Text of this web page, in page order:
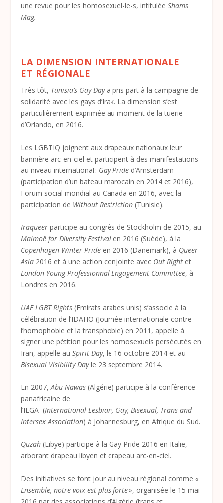
une revue pour les homosexuel-le-s, intituléeShams
Mag.
LA DIMENSION INTERNATIONALE
ET RÉGIONALE
Très tôt, Tunisia’s Gay Daya pris part à la campagne de
solidarité avec les gays d’Irak. La dimension s’est
particulièrement exprimée au moment de la tuerie
d’Orlando, en 2016.
Les LGBTIQ joignent aux drapeaux nationaux leur
bannière arc-en-ciel et participent à des manifestations
au niveau international : Gay Pride d’Amsterdam
(participation d’un bateau marocain en 2014 et 2016),
Forum social mondial au Canada en 2016, avec la
participation de Without Restriction(Tunisie).
Iraqueer participe au congrès de Stockholm de 2015, au
Malmoë for Diversity Festival en 2016 (Suède), à la
Copenhagen Winter Pride en 2016 (Danemark), à Queer
Asia 2016 et à une action conjointe avec Out Right et
London Young Professionnal Engagement Committee, à
Londres en 2016.
UAE LGBT Rights (Emirats arabes unis) s’associe à la
célébration de l’IDAHO (Journée internationale contre
l’homophobie et la transphobie) en 2011, appelle à
signer une pétition pour les homosexuels persécutés en
Iran, appelle auSpirit Day, le 16 octobre 2014 et au
Bisexual Visibility Dayle 23 septembre 2014.
En 2007,Abu Nawas (Algérie) participe à la conférence
panafricaine de
l’ILGA (International Lesbian, Gay, Bisexual, Trans and
Intersex Association) à Johannesburg, en Afrique du Sud.
Quzah (Libye) participe à la Gay Pride 2016 en Italie,
arborant drapeau libyen et drapeau arc-en-ciel.
Des initiatives se font jour au niveau régional comme«
Ensemble, notre voix est plus forte », organisée le 15 mai